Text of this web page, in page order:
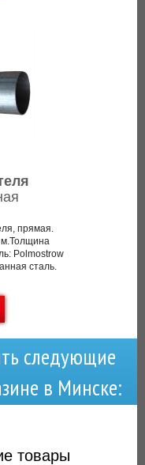
прямая.
Polmostrow
сталь.
следующие
в Минске:
товары